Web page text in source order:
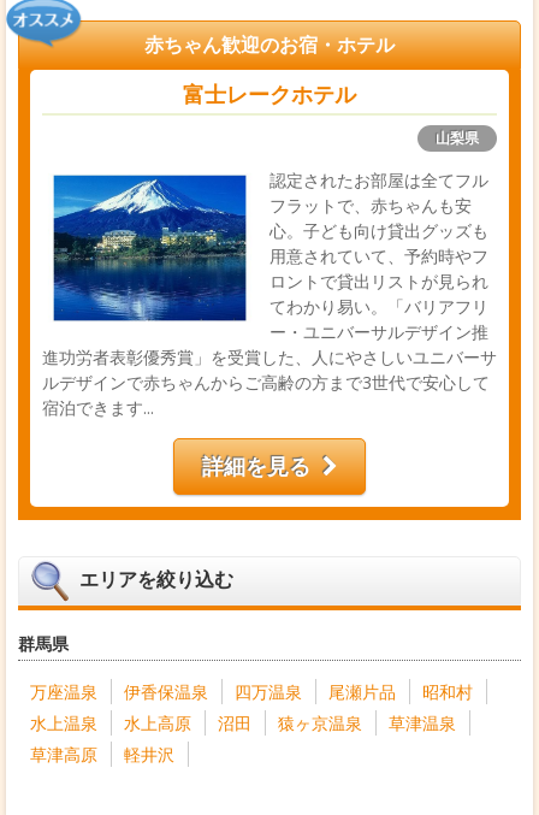
赤ちゃん歓迎のお宿・ホテル
富士レークホテル
山梨県
認定されたお部屋は全てフル
フラットで、赤ちゃんも安
心。子ども向け貸出グッズも
用意されていて、予約時やフ
ロントで貸出リストが見られ
てわかり易い。「バリアフリ
ー・ユニバーサルデザイン推
進功労者表彰優秀賞」を受賞した、人にやさしいユニバーサ
ルデザインで赤ちゃんからご高齢の方まで3世代で安心して
宿泊できます...
詳細を見る
エリアを絞り込む
群馬県
万座温泉 伊香保温泉 四万温泉 尾瀬片品
昭和村
水上温泉
水上高原 沼田 猿ヶ京温泉
草津温泉
草津高原
軽井沢